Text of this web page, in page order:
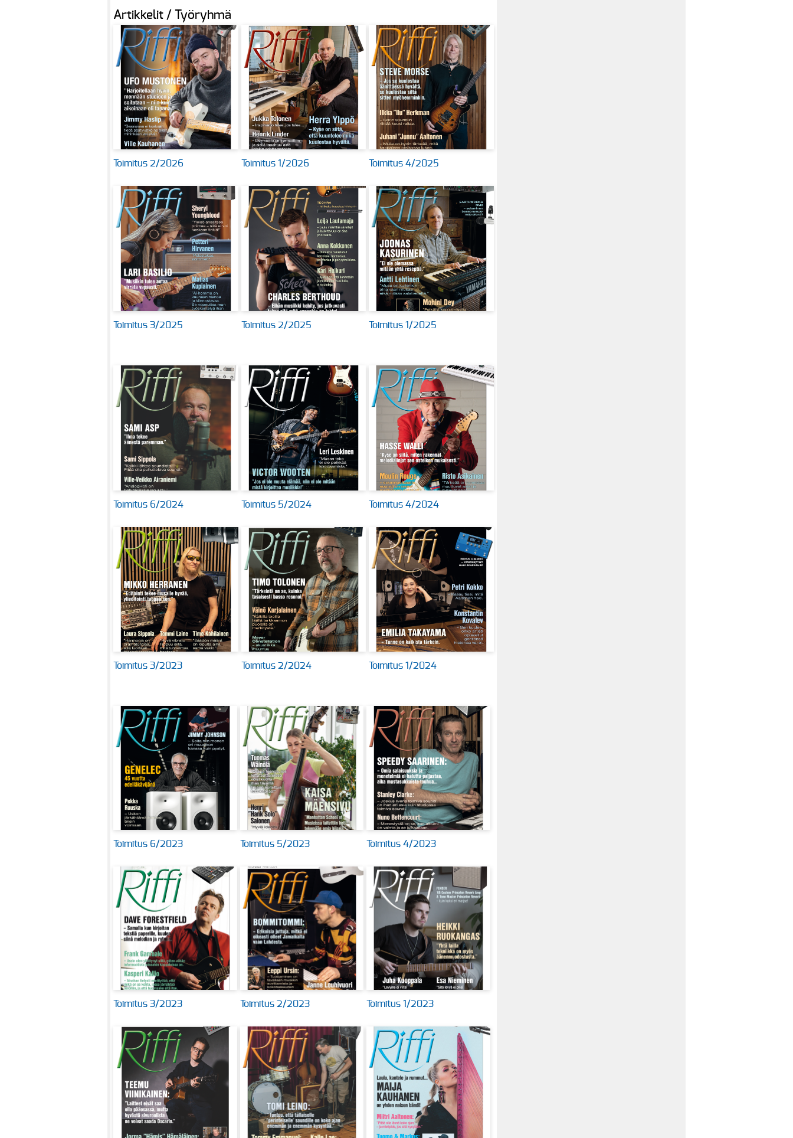
Artikkelit / Työryhmä
Toimitus 2/2026 Toimitus 1/2026 Toimitus 4/2025
Toimitus 3/2025 Toimitus 2/2025 Toimitus 1/2025
Toimitus 6/2024 Toimitus 5/2024 Toimitus 4/2024
Toimitus 3/2023 Toimitus 2/2024 Toimitus 1/2024
Toimitus 6/2023 Toimitus 5/2023 Toimitus 4/2023
Toimitus 3/2023 Toimitus 2/2023 Toimitus 1/2023